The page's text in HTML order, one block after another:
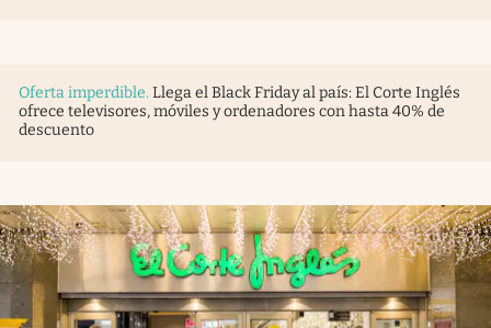
Oferta imperdible. Llega el Black Friday al país: El Corte Inglés
ofrece televisores, móviles y ordenadores con hasta 40% de
descuento